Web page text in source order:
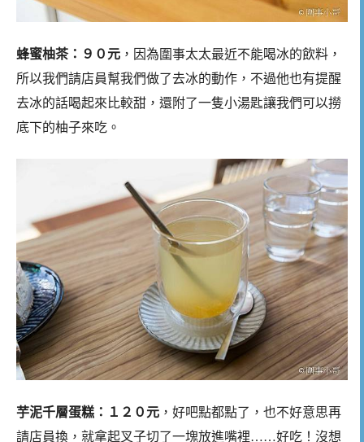
蜂蜜柚茶：９０元 ，因為圍事太太最近不能喝冰的飲料，
所以我們請店員幫我們做了去冰的動作，不過他也有提醒
去冰的話喝起來比較甜，還附了一隻小湯匙讓我們可以撈
底下的柚子來吃。
芋泥千層蛋糕：１２０元 ，好吧點都點了，也不好意思再
請店員換，就拿起叉子切了一塊放進嘴裡……好吃！沒想